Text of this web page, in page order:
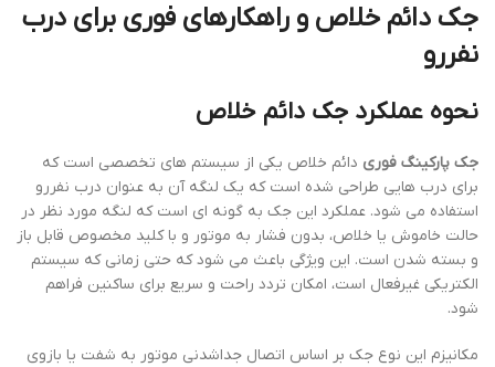
جک دائم خلاص و راهکارهای فوری برای درب
نفررو
نحوه عملکرد جک دائم خلاص
جک پارکینگ فوری دائم خلاص یکی از سیستم های تخصصی است که
برای درب هایی طراحی شده است که یک لنگه آن به عنوان درب نفررو
استفاده می شود. عملکرد این جک به گونه ای است که لنگه مورد نظر در
حالت خاموش یا خلاص، بدون فشار به موتور و با کلید مخصوص قابل باز
و بسته شدن است. این ویژگی باعث می شود که حتی زمانی که سیستم
الکتریکی غیرفعال است، امکان تردد راحت و سریع برای ساکنین فراهم
شود.
مکانیزم این نوع جک بر اساس اتصال جداشدنی موتور به شفت یا بازوی